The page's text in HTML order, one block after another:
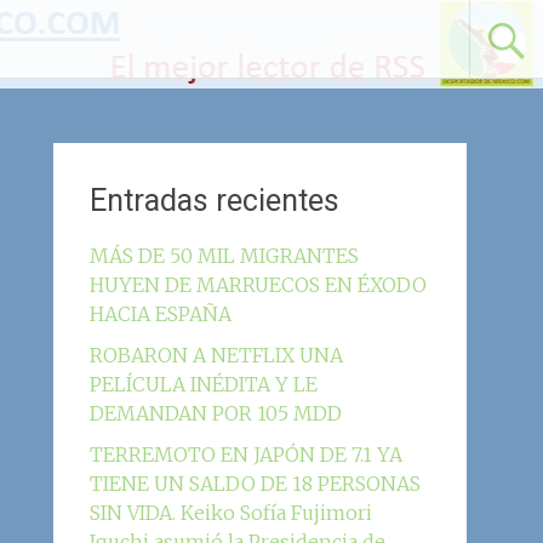
Entradas recientes
MÁS DE 50 MIL MIGRANTES
HUYEN DE MARRUECOS EN ÉXODO
HACIA ESPAÑA
ROBARON A NETFLIX UNA
PELÍCULA INÉDITA Y LE
DEMANDAN POR 105 MDD
TERREMOTO EN JAPÓN DE 7.1 YA
TIENE UN SALDO DE 18 PERSONAS
SIN VIDA. Keiko Sofía Fujimori